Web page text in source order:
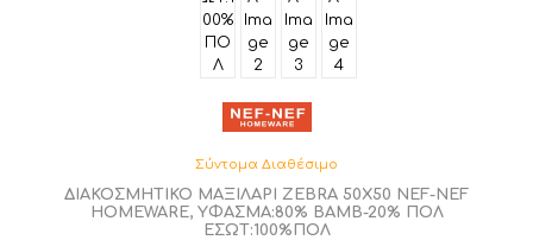
Σύντομα Διαθέσιμο
ΔΙΑΚΟΣΜΗΤΙΚΟ ΜΑΞΙΛΑΡΙ ZEBRA 50X50 NEF-NEF
HOMEWARE, ΥΦΑΣΜΑ:80% BAMB-20% ΠΟΛ
ΕΣΩΤ:100%ΠΟΛ